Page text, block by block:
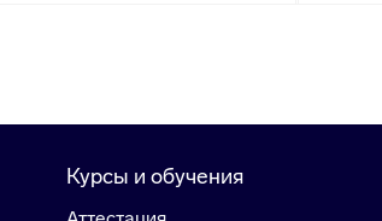
Курсы и обучения